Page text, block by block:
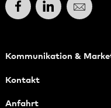
FacebookLinkedInE-Mail
Kommunikation &
Kontakt
Anfahrt